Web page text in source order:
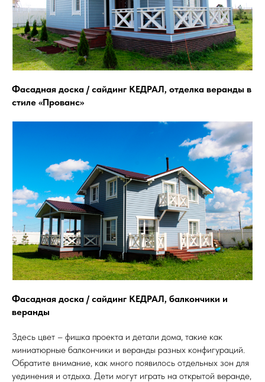
Фасадная доска / сайдинг КЕДРАЛ, отделка веранды в
стиле «Прованс»
Фасадная доска / сайдинг КЕДРАЛ, балкончики и
веранды
Здесь цвет – фишка проекта и детали дома, такие как
миниатюрные балкончики и веранды разных конфигураций.
Обратите внимание, как много появилось отдельных зон для
уединения и отдыха. Дети могут играть на открытой веранде,